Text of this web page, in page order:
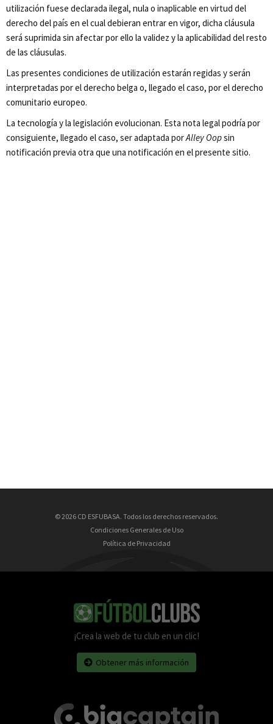
utilización fuese declarada ilegal, nula o inaplicable en virtud del
derecho del país en el cual debieran entrar en vigor, dicha cláusula
será suprimida sin afectar por ello la validez y la aplicabilidad del resto
de las cláusulas.
Las presentes condiciones de utilización estarán regidas y serán
interpretadas por el derecho belga o, llegado el caso, por el derecho
comunitario europeo.
La tecnología y la legislación evolucionan. Esta nota legal podría por
consiguiente, llegado el caso, ser adaptada porAlley Oopsin
notificación previa otra que una notificación en el presente sitio.
© 2026 CD ESFUBASA. Todos los derechos reservados.
Condiciones Generales de Uso
Política de Privacidad
¡Crea la web de tu club en un clic!
Obtener más información